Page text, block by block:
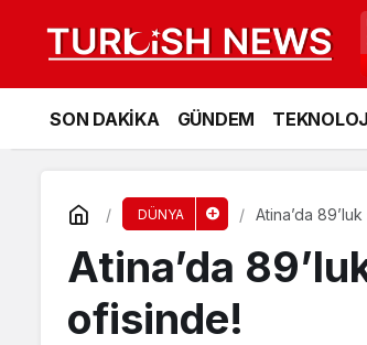
SON DAKİKA GÜNDEM
DÜNYA Atina’da
Atina’da
ofisinde!